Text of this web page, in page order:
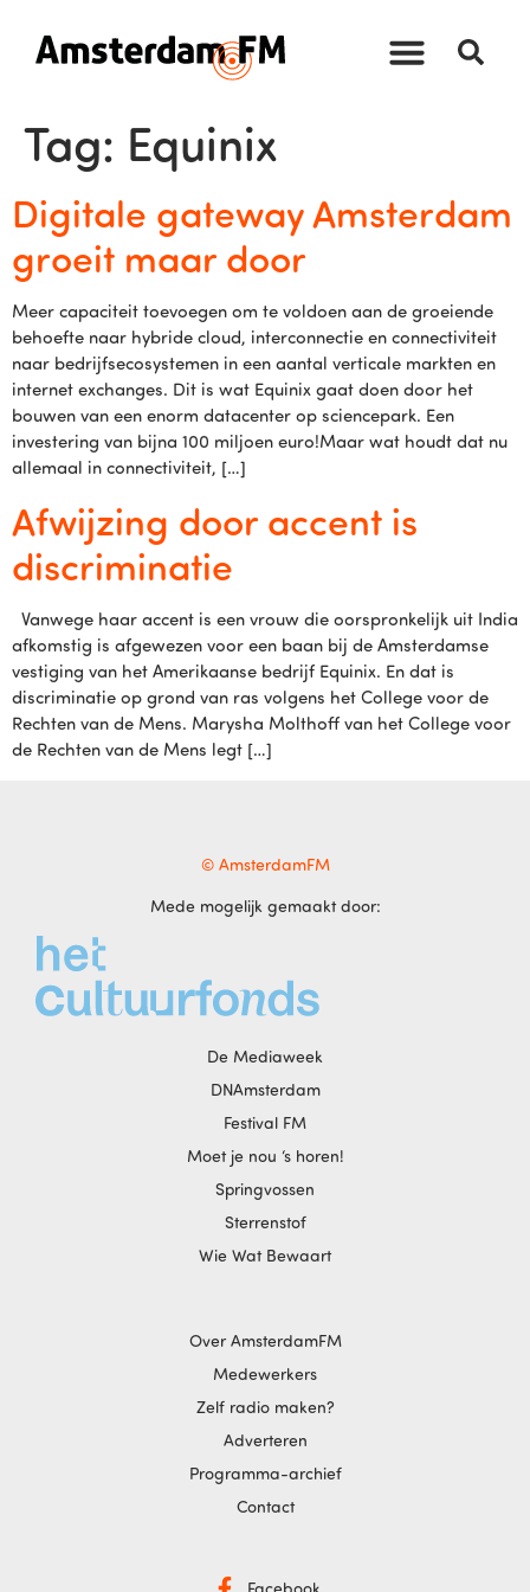
Tag: Equinix
Digitale gateway Amsterdam
groeit maar door
Meer capaciteit toevoegen om te voldoen aan de groeiende
behoefte naar hybride cloud, interconnectie en connectiviteit
naar bedrijfsecosystemen in een aantal verticale markten en
internet exchanges. Dit is wat Equinix gaat doen door het
bouwen van een enorm datacenter op sciencepark. Een
investering van bijna 100 miljoen euro!Maar wat houdt dat nu
allemaal in connectiviteit, […]
Afwijzing door accent is
discriminatie
Vanwege haar accent is een vrouw die oorspronkelijk uit India
afkomstig is afgewezen voor een baan bij de Amsterdamse
vestiging van het Amerikaanse bedrijf Equinix. En dat is
discriminatie op grond van ras volgens het College voor de
Rechten van de Mens. Marysha Molthoff van het College voor
de Rechten van de Mens legt […]
© AmsterdamFM
Mede mogelijk gemaakt door:
De Mediaweek
DNAmsterdam
Festival FM
Moet je nou ‘s horen!
Springvossen
Sterrenstof
Wie Wat Bewaart
Over AmsterdamFM
Medewerkers
Zelf radio maken?
Adverteren
Programma-archief
Contact